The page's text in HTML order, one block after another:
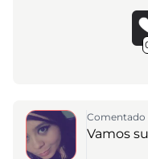
Comentado
Vamos